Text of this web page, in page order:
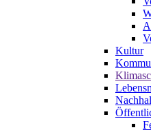
Kultur